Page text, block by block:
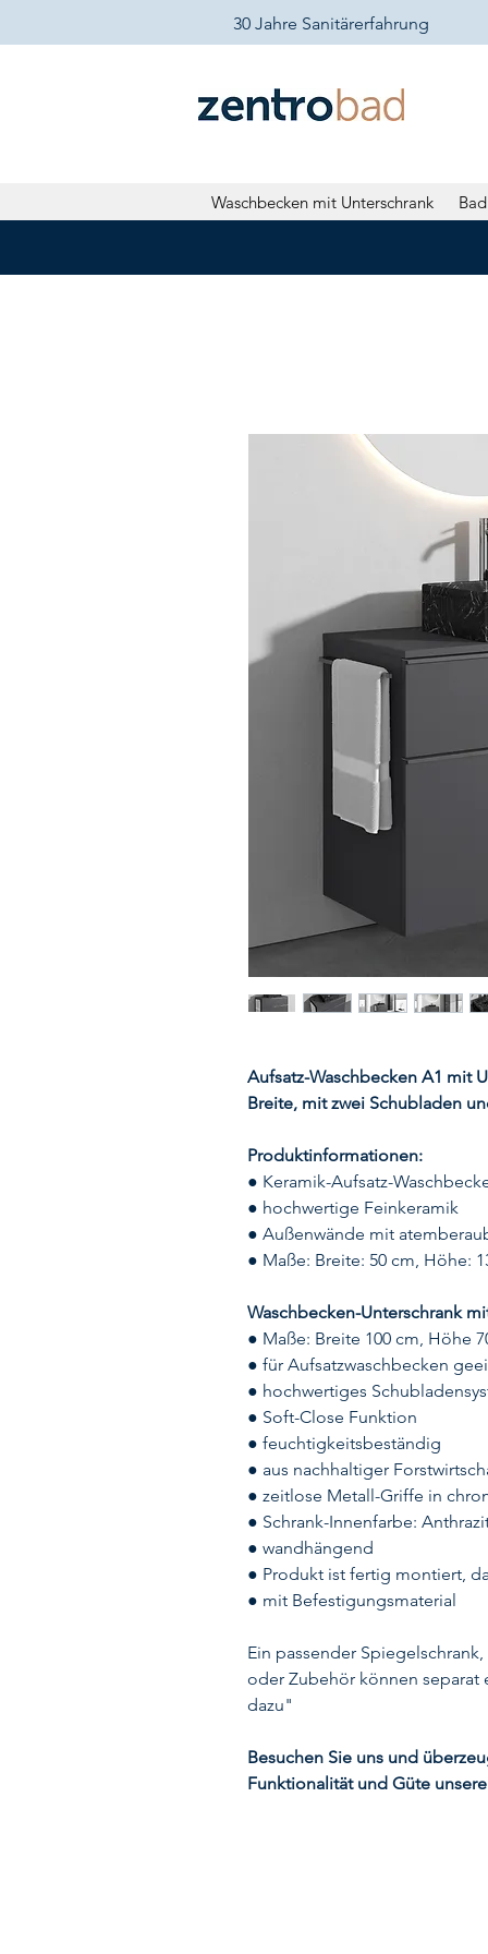
30 Jahre Sanitärerfahrung
Waschbecken mit Unterschrank
Aufsatz-Waschbecken A1 mit
Breite, mit zwei Schubladen
Produktinformationen:
● Keramik-Aufsatz-
● hochwertige Feinkeramik
● Außenwände mit
● Maße: Breite: 50 cm, Höhe:
Waschbecken-Unterschrank
● Maße: Breite 100 cm, Höhe
● für Aufsatzwaschbecken
● hochwertiges
● Soft-Close Funktion
● feuchtigkeitsbeständig
● aus nachhaltiger
● zeitlose Metall-Griffe in
● Schrank-Innenfarbe:
● wandhängend
● Produkt ist fertig montiert,
● mit Befestigungsmaterial
Ein passender
oder Zubehör können separat
dazu"
Besuchen Sie uns und
Funktionalität und Güte